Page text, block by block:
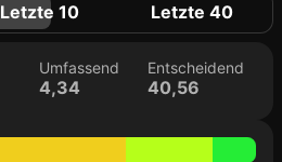
Letzte 10 Letzte 40
Umfassend
4,34
Entscheidend
40,56